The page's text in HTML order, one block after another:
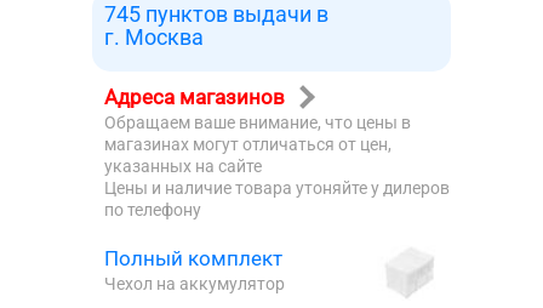
745 пунктов выдачи в
г. Москва
Адреса магазинов
Обращаем ваше внимание, что цены в
магазинах могут отличаться от цен,
указанных на сайте
Цены и наличие товара утоняйте у дилеров
по телефону
Полный комплект
Чехол на аккумулятор